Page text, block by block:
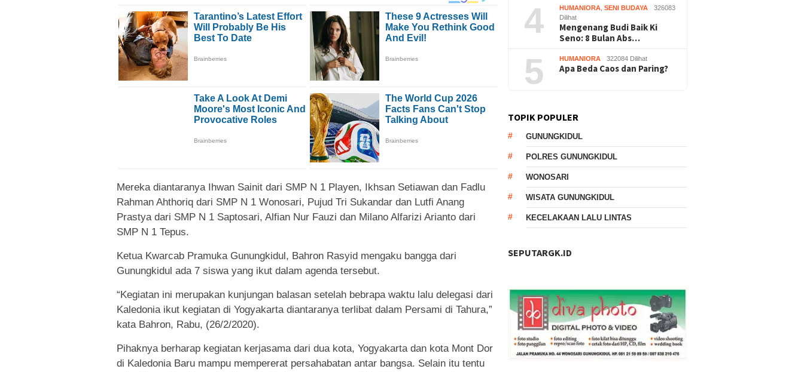
Mereka diantaranya Ihwan Sainit dari SMP N 1 Playen, Ikhsan Setiawan dan Fadlu
Rahman Ahthoriq dari SMP N 1 Wonosari, Pujud Tri Sukandar dan Lutfi Anang
Prastya dari SMP N 1 Saptosari, Alfian Nur Fauzi dan Milano Alfarizi Arianto dari
SMP N 1 Tepus.
Ketua Kwarcab Pramuka Gunungkidul, Bahron Rasyid mengaku bangga dari
Gunungkidul ada 7 siswa yang ikut dalam agenda tersebut.
“Kegiatan ini merupakan kunjungan balasan setelah bebrapa waktu lalu delegasi dari
Kaledonia ikut kegiatan di Yogyakarta diantaranya terlibat dalam Persami di Tahura,”
kata Bahron, Rabu, (26/2/2020).
Pihaknya berharap kegiatan kerjasama dari dua kota, Yogyakarta dan kota Mont Dor
di Kaledonia Baru mampu mempererat persahabatan antar bangsa. Selain itu tentu
4 HUMANIORA ,SENI BUDAYA
326083
Dilihat
Mengenang Budi Baik Ki
Seno: 8 Bulan Abs…
5 HUMANIORA 322084 Dilihat
Apa Beda Caos dan Paring?
TOPIK POPULER
GUNUNGKIDUL
POLRES GUNUNGKIDUL
WONOSARI
WISATA GUNUNGKIDUL
KECELAKAAN LALU LINTAS
SEPUTARGK.ID